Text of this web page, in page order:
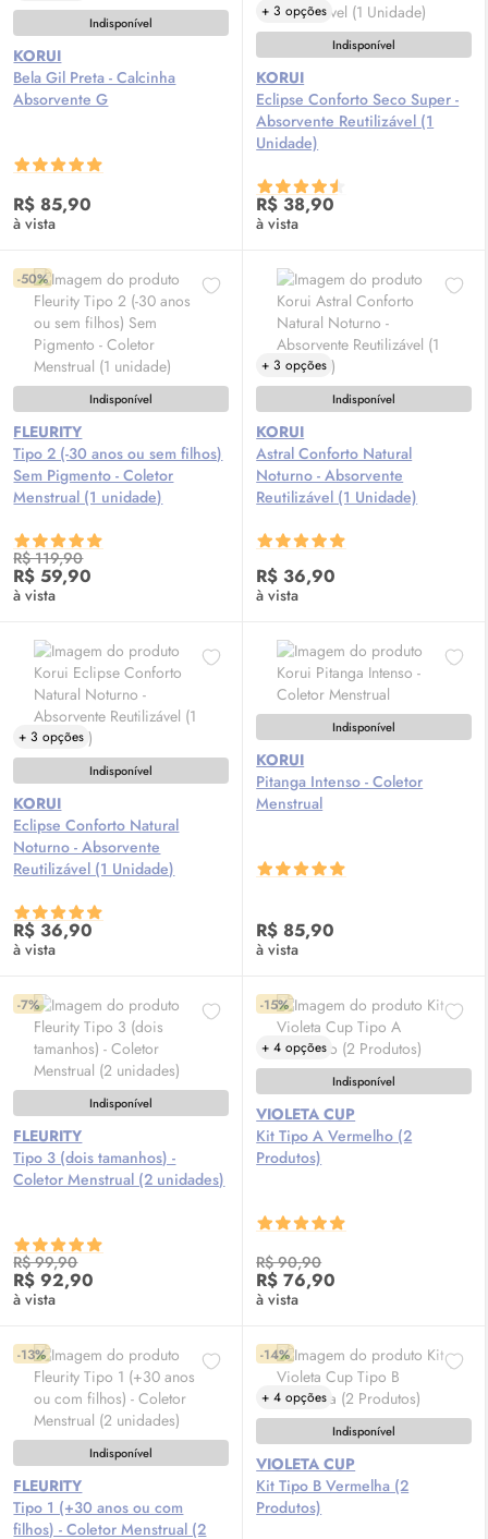
Indisponível
KORUI
Bela Gil Preta - Calcinha
Absorvente G
R$ 85,90
à vista
+ 3 opções
Indisponível
KORUI
Eclipse Conforto Seco Super -
Absorvente Reutilizável (1
Unidade)
R$ 38,90
à vista
-50%
Indisponível
FLEURITY
Tipo 2 (-30 anos ou sem filhos)
Sem Pigmento - Coletor
Menstrual (1 unidade)
R$ 119,90
R$ 59,90
à vista
+ 3 opções
Indisponível
KORUI
Astral Conforto Natural
Noturno - Absorvente
Reutilizável (1 Unidade)
R$ 36,90
à vista
+ 3 opções
Indisponível
KORUI
Eclipse Conforto Natural
Noturno - Absorvente
Reutilizável (1 Unidade)
R$ 36,90
à vista
Indisponível
KORUI
Pitanga Intenso - Coletor
Menstrual
R$ 85,90
à vista
-7%
Indisponível
FLEURITY
Tipo 3 (dois tamanhos) -
Coletor Menstrual (2 unidades)
R$ 99,90
R$ 92,90
à vista
-15%
+ 4 opções
Indisponível
VIOLETA CUP
Kit Tipo A Vermelho (2
Produtos)
R$ 90,90
R$ 76,90
à vista
-13%
Indisponível
FLEURITY
Tipo 1 (+30 anos ou com
filhos) - Coletor Menstrual (2
-14%
+ 4 opções
Indisponível
VIOLETA CUP
Kit Tipo B Vermelha (2
Produtos)